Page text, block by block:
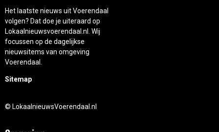
Het laatste nieuws uit Voerendaal
volgen? Dat doe je uiteraard op
Lokaalnieuwsvoerendaal.nl. Wij
focussen op de dagelijkse
nieuwsitems van omgeving
Voerendaal.
Sitemap
© LokaalnieuwsVoerendaal.nl